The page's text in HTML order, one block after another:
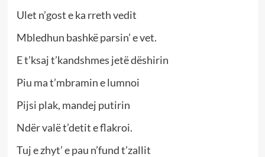
Ulet n’gost e ka rreth vedit
Mbledhun bashkë parsin’ e vet.
E t’ksaj t’kandshmes jetë dëshirin
Piu ma t’mbramin e lumnoi
Pijsi plak, mandej putirin
Ndër valë t’detit e flakroi.
Tuj e zhyt’ e pau n’fund t’zallit